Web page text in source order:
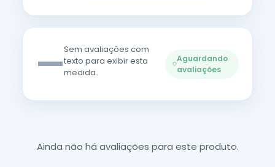
—Sem avaliações com
texto para exibir esta
medida.
Aguardando
avaliações
Ainda não há avaliações para este produto.